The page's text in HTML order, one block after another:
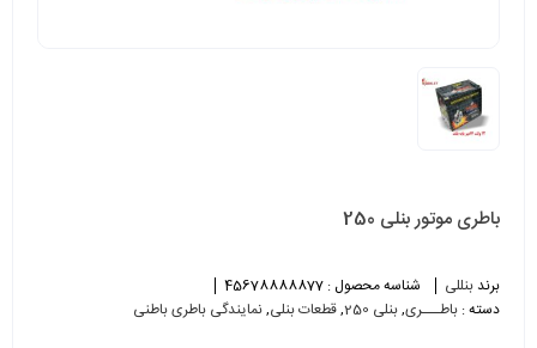
باطری موتور بنلی 250
برند بنللی شناسه محصول : 45678888877
دسته : باطـــری,بنلی 250 ,قطعات بنلی,نمایندگی باطری باطنی